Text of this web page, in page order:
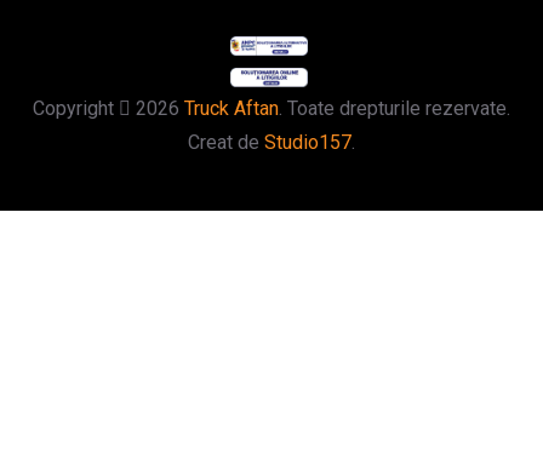
Copyright 2026 Truck Aftan. Toate drepturile rezervate.
Creat de Studio157.